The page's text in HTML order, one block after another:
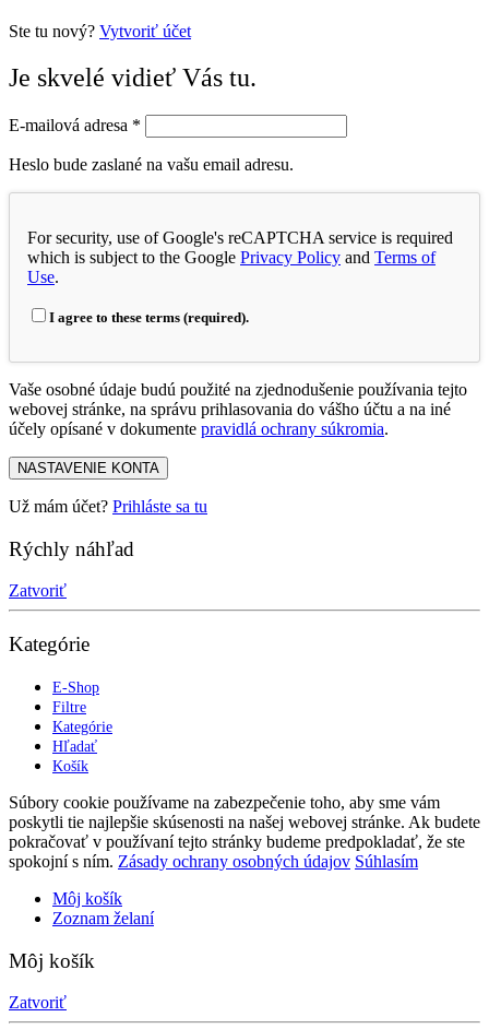
Ste tu nový? Vytvoriť účet
Je skvelé vidieť Vás tu.
E-mailová adresa *
Heslo bude zaslané na vašu email adresu.
For security, use of Google's reCAPTCHA service is required
which is subject to the Google Privacy Policy and Terms of
Use.
I agree to these terms (required).
Vaše osobné údaje budú použité na zjednodušenie používania tejto
webovej stránke, na správu prihlasovania do vášho účtu a na iné
účely opísané v dokumente pravidlá ochrany súkromia.
NASTAVENIE KONTA
Už mám účet? Prihláste sa tu
Rýchly náhľad
Zatvoriť
Kategórie
E-Shop
Filtre
Kategórie
Hľadať
Košík
Súbory cookie používame na zabezpečenie toho, aby sme vám
poskytli tie najlepšie skúsenosti na našej webovej stránke. Ak budete
pokračovať v používaní tejto stránky budeme predpokladať, že ste
spokojní s ním. Zásady ochrany osobných údajov Súhlasím
Môj košík
Zoznam želaní
Môj košík
Zatvoriť